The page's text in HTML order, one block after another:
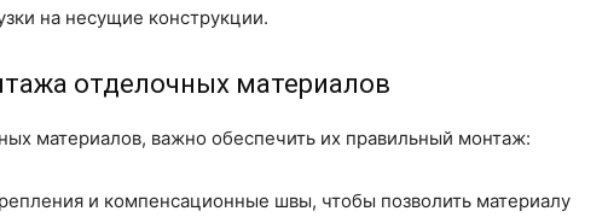
на несущие конструкции.
отделочных материалов
материалов, важно обеспечить их правильный монтаж:
и компенсационные швы, чтобы позволить материалу